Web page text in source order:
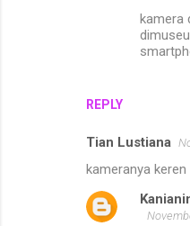
REPLY
kamera
Tian Lustiana
kameranya